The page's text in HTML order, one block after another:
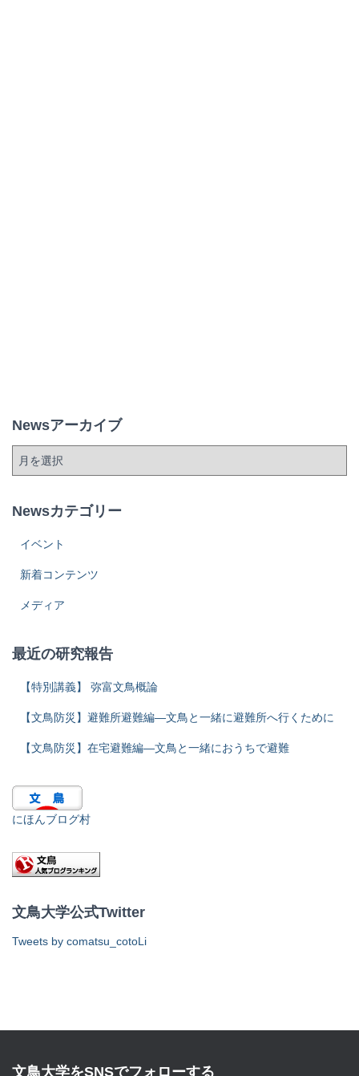
Newsアーカイブ
Newsカテゴリー
イベント
新着コンテンツ
メディア
最近の研究報告
【特別講義】 弥富文鳥概論
【文鳥防災】避難所避難編―文鳥と一緒に避難所へ行くために
【文鳥防災】在宅避難編―文鳥と一緒におうちで避難
にほんブログ村
文鳥大学公式Twitter
Tweets by comatsu_cotoLi
文鳥大学をSNSでフォローする